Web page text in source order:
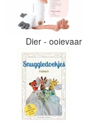
Dier - ooievaar